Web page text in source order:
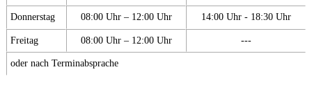
Donnerstag 08:00 Uhr – 12:00 Uhr 14:00 Uhr - 18:30 Uhr
Freitag 08:00 Uhr – 12:00 Uhr ---
oder nach Terminabsprache